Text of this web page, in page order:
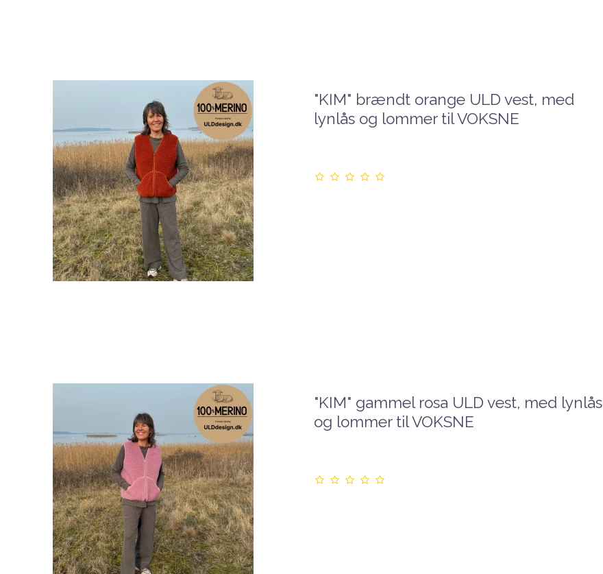
"KIM" brændt orange ULD vest, med
lynlås og lommer til VOKSNE
"KIM" gammel rosa ULD vest, med lynlås
og lommer til VOKSNE